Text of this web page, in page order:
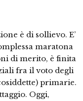
è di sollievo. E’
maratona
di merito, è finita
fra il voto degli
primarie.
Oggi,